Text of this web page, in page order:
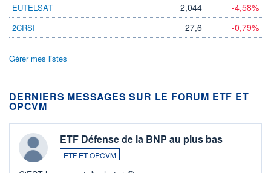
EUTELSAT 2,044 -4,58%
2CRSI 27,6 -0,79%
Gérer mes listes
DERNIERS MESSAGES SUR LE FORUM ETF ET
OPCVM
ETF Défense de la BNP au plus bas
ETF ET OPCVM